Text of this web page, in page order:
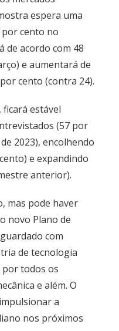
espera uma
cento no
acordo com 48
e aumentará de
cento (contra 24).
estável
(57 por
2023), encolhendo
e expandindo
anterior).
mas pode haver
novo Plano de
com
de tecnologia
por todos os
e além. O
a
nos próximos